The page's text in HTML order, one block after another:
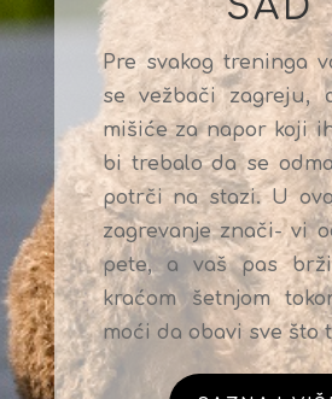
Pre svakog treninga
se vežbači zagreju,
mišiće za napor koji
bi trebalo da se
potrči na stazi. U
zagrevanje znači- vi
pete, a vaš pas
kraćom šetnjom
moći da obavi sve što